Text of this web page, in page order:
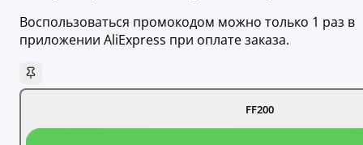
Воспользоваться промокодом можно только 1 раз в
приложении AliExpress при оплате заказа.
FF200